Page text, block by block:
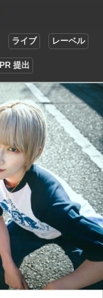
ライブ レーベル
PR 提出